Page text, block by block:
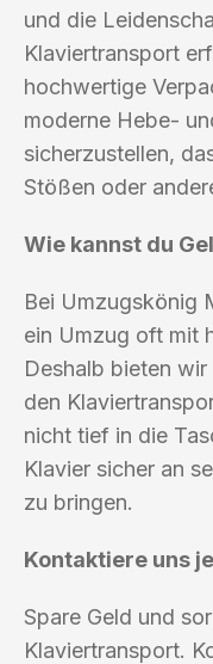
und die
Klaviertransport
hochwertige
moderne Hebe-
sicherzustellen,
Stößen oder
Wie kannst du
Bei Umzugskönig
ein Umzug oft mit
Deshalb bieten
den
nicht tief in die
Klavier sicher an
zu bringen.
Kontaktiere uns
Spare Geld und
Klaviertransport.